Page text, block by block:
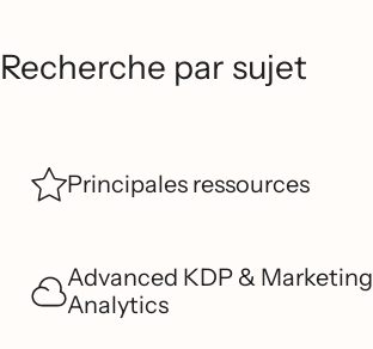
Recherche par sujet
Principales ressources
Advanced KDP & Marketing
Analytics